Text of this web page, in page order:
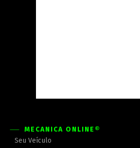
MECÂNICA ONLINE®
Seu Veículo